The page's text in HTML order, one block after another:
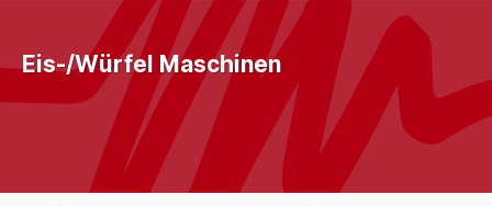
Eis-/Würfel Maschinen